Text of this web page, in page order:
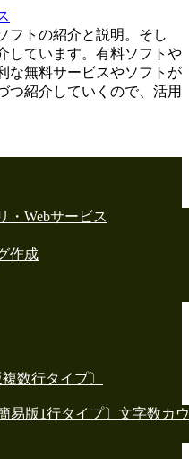
フトの紹介と説明。そし
しています。有料ソフトや
な無料サービスやソフトが
つ紹介していくので、活用
・Webサービス
作成
数行タイプ〕
易版1行タイプ〕文字数カ